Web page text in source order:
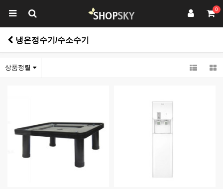
0
냉온정수기/수소수기
상품정렬